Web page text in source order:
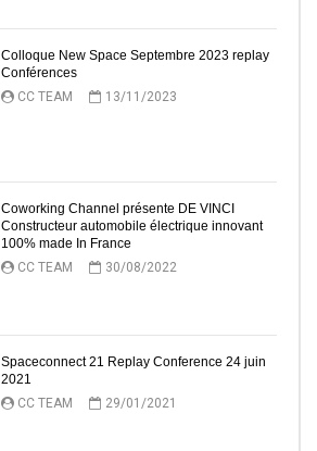
Colloque New Space Septembre 2023 replay
Conférences
CC TEAM
13/11/2023
Coworking Channel présente DE VINCI
Constructeur automobile électrique innovant
100% made In France
CC TEAM
30/08/2022
Spaceconnect 21 Replay Conference 24 juin
2021
CC TEAM
29/01/2021